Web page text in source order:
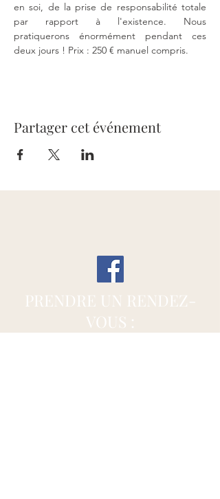
en soi, de la prise de responsabilité totale
par rapport à l'existence. Nous
pratiquerons énormément pendant ces
deux jours ! Prix : 250 € manuel compris.
Partager cet événement
PRENDRE UN RENDEZ-
VOUS :